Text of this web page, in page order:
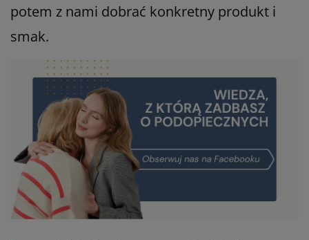
potem z nami dobrać konkretny produkt i
smak.